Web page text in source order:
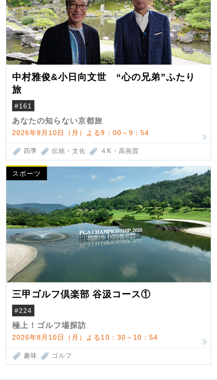
中村雅俊&小日向文世 “心の兄弟”ふたり
旅
#161
あなたの知らない京都旅
2026年8月10日（月）よる9：00～9：54
四季 伝統・文化 ４K・高画質
スポーツ
三甲ゴルフ倶楽部 谷汲コース①
#224
極上！ゴルフ場探訪
2026年8月10日（月）よる10：30～10：54
趣味 ゴルフ